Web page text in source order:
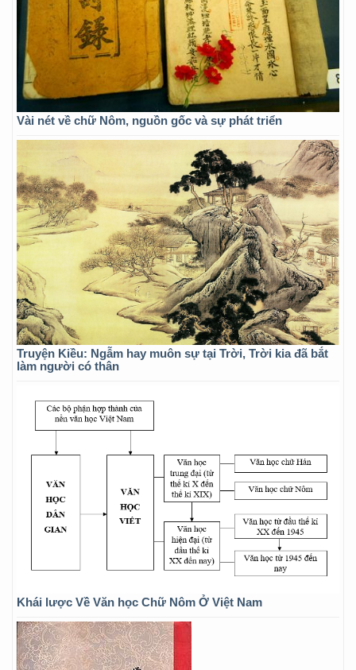
Vài nét về chữ Nôm, nguồn gốc và sự phát triển
Truyện Kiều: Ngẫm hay muôn sự tại Trời, Trời kia đã bắt
làm người có thân
Khái lược Về Văn học Chữ Nôm Ở Việt Nam